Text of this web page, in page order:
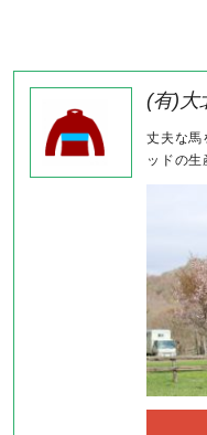
(有)大
丈夫な馬
ッドの生